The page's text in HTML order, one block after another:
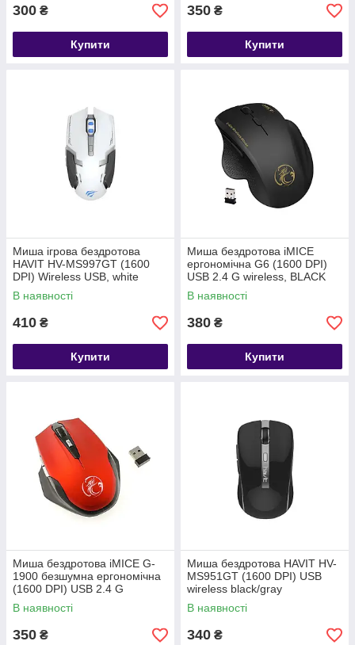
300 ₴
Купити
350 ₴
Купити
Миша ігрова бездротова
HAVIT HV-MS997GT (1600
DPI) Wireless USB, white
В наявності
410 ₴
Купити
Миша бездротова iMICE
ергономічна G6 (1600 DPI)
USB 2.4 G wireless, BLACK
В наявності
380 ₴
Купити
Миша бездротова iMICE G-
1900 безшумна ергономічна
(1600 DPI) USB 2.4 G
wireless, RED
В наявності
350 ₴
Миша бездротова HAVIT HV-
MS951GT (1600 DPI) USB
wireless black/gray
В наявності
340 ₴